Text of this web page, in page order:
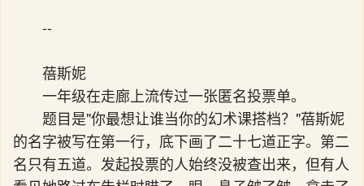
--
蓓斯妮
一年级在走廊上流传过一张匿名投票单。
题目是"你最想让谁当你的幻术课搭档？"蓓斯妮
的名字被写在第一行，底下画了二十七道正字。第二
名只有五道。发起投票的人始终没被查出来，但有人